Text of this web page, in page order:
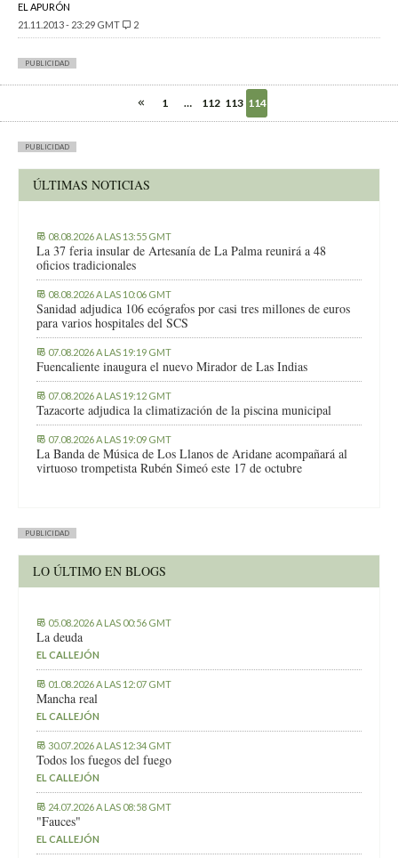
EL APURÓN
21.11.2013 - 23:29 GMT
2
PUBLICIDAD
1 … 112 113 114
PUBLICIDAD
ÚLTIMAS NOTICIAS
08.08.2026 A LAS 13:55 GMT
La 37 feria insular de Artesanía de La Palma reunirá a 48
oficios tradicionales
08.08.2026 A LAS 10:06 GMT
Sanidad adjudica 106 ecógrafos por casi tres millones de euros
para varios hospitales del SCS
07.08.2026 A LAS 19:19 GMT
Fuencaliente inaugura el nuevo Mirador de Las Indias
07.08.2026 A LAS 19:12 GMT
Tazacorte adjudica la climatización de la piscina municipal
07.08.2026 A LAS 19:09 GMT
La Banda de Música de Los Llanos de Aridane acompañará al
virtuoso trompetista Rubén Simeó este 17 de octubre
PUBLICIDAD
LO ÚLTIMO EN BLOGS
05.08.2026 A LAS 00:56 GMT
La deuda
EL CALLEJÓN
01.08.2026 A LAS 12:07 GMT
Mancha real
EL CALLEJÓN
30.07.2026 A LAS 12:34 GMT
Todos los fuegos del fuego
EL CALLEJÓN
24.07.2026 A LAS 08:58 GMT
"Fauces"
EL CALLEJÓN